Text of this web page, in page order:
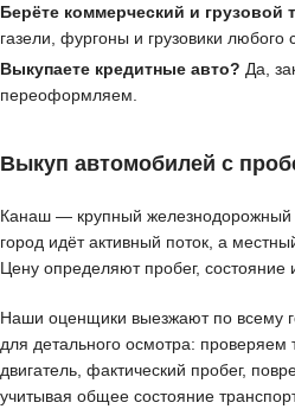
Берёте коммерческий и грузовой
газели, фургоны и грузовики любого
Выкупаете кредитные авто? Да,
переоформляем.
Выкуп автомобилей с
Канаш — крупный железнодорожный
город идёт активный поток, а
Цену определяют пробег, состояние
Наши оценщики выезжают по всему
для детального осмотра: проверяем
двигатель, фактический пробег,
учитывая общее состояние